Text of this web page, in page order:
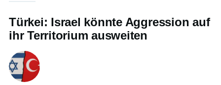
Türkei: Israel könnte Aggression auf
ihr Territorium ausweiten